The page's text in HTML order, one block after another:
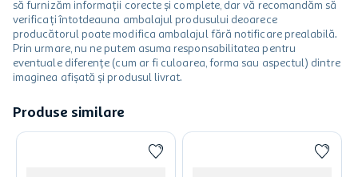
să furnizăm informații corecte și complete, dar vă recomandăm să
verificați întotdeauna ambalajul produsului deoarece
producătorul poate modifica ambalajul fără notificare prealabilă.
Prin urmare, nu ne putem asuma responsabilitatea pentru
eventuale diferențe (cum ar fi culoarea, forma sau aspectul) dintre
imaginea afișată și produsul livrat.
Produse similare